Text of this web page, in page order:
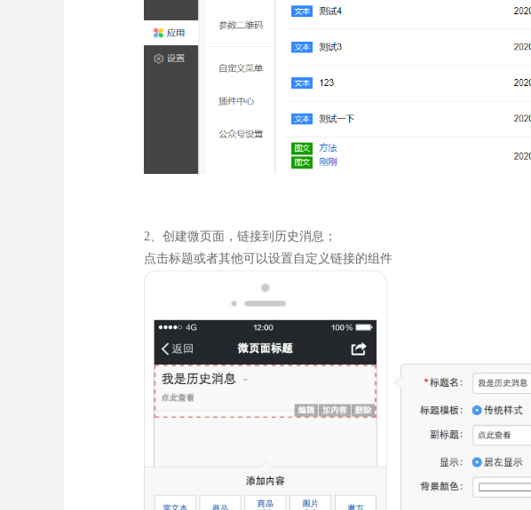
2、创建微页面，链接到历史消息；
点击标题或者其他可以设置自定义链接的组件